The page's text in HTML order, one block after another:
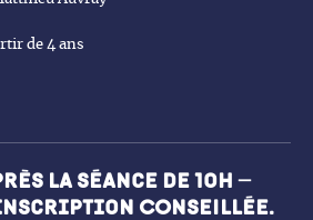
la séance de 10h –
CONSEILLÉE.
de 4 ans